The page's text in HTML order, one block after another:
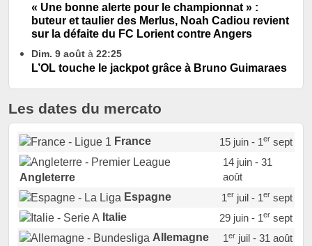
« Une bonne alerte pour le championnat » :
buteur et taulier des Merlus, Noah Cadiou revient
sur la défaite du FC Lorient contre Angers
Dim. 9 août à 22:25
L’OL touche le jackpot grâce à Bruno Guimaraes
Les dates du mercato
France 15 juin - 1ersept
Angleterre
14 juin - 31
août
Espagne
1erjuil - 1ersept
Italie
29 juin - 1ersept
Allemagne
1erjuil - 31 août